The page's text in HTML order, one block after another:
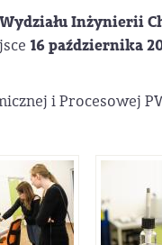
Inżynierii
16 października
i Procesowej